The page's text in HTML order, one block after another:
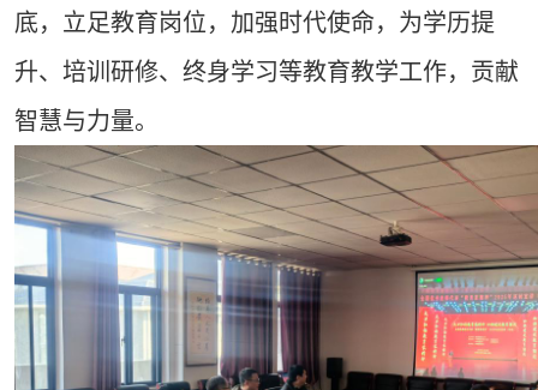
底，立足教育岗位，加强时代使命，为学历提
升、培训研修、终身学习等教育教学工作，贡献
智慧与力量。